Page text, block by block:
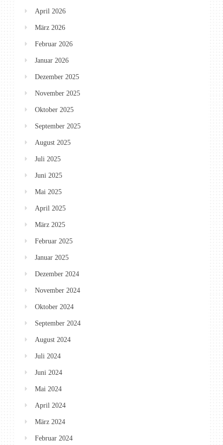
April 2026
März 2026
Februar 2026
Januar 2026
Dezember 2025
November 2025
Oktober 2025
September 2025
August 2025
Juli 2025
Juni 2025
Mai 2025
April 2025
März 2025
Februar 2025
Januar 2025
Dezember 2024
November 2024
Oktober 2024
September 2024
August 2024
Juli 2024
Juni 2024
Mai 2024
April 2024
März 2024
Februar 2024